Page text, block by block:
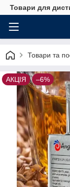
Товари для
Товари та
АКЦІЯ –6%